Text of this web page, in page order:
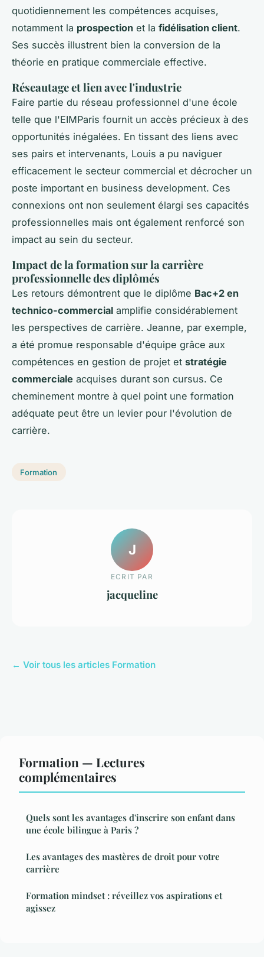
quotidiennement les compétences acquises,
notamment la prospection et la fidélisation client.
Ses succès illustrent bien la conversion de la
théorie en pratique commerciale effective.
Réseautage et lien avec l'industrie
Faire partie du réseau professionnel d'une école
telle que l'EIMParis fournit un accès précieux à des
opportunités inégalées. En tissant des liens avec
ses pairs et intervenants, Louis a pu naviguer
efficacement le secteur commercial et décrocher un
poste important en business development. Ces
connexions ont non seulement élargi ses capacités
professionnelles mais ont également renforcé son
impact au sein du secteur.
Impact de la formation sur la carrière
professionnelle des diplômés
Les retours démontrent que le diplôme Bac+2 en
technico-commercial amplifie considérablement
les perspectives de carrière. Jeanne, par exemple,
a été promue responsable d'équipe grâce aux
compétences en gestion de projet et stratégie
commerciale acquises durant son cursus. Ce
cheminement montre à quel point une formation
adéquate peut être un levier pour l'évolution de
carrière.
Formation
J
ECRIT PAR
jacqueline
← Voir tous les articles Formation
Formation — Lectures
complémentaires
Quels sont les avantages d'inscrire son enfant dans
une école bilingue à Paris ?
Les avantages des mastères de droit pour votre
carrière
Formation mindset : réveillez vos aspirations et
agissez